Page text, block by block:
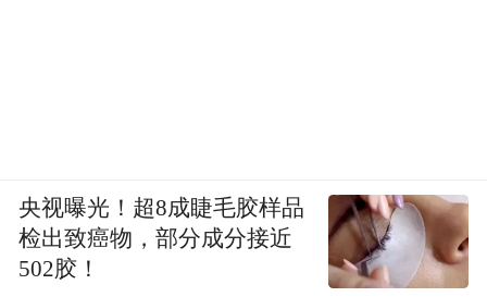
央视曝光！超8成睫毛胶样品
检出致癌物，部分成分接近
502胶！